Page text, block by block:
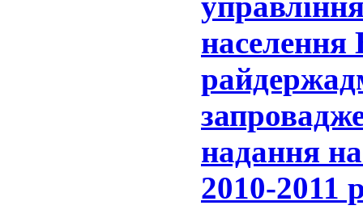
населення
надання
2010-2011